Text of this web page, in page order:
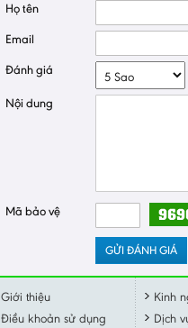
Họ tên
Email
Đánh giá
Nội dung
Mã bảo vệ
Giới thiệu
Điều khoản sử dụng
Kinh
Dịch